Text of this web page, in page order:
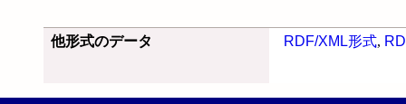
他形式のデータ RDF/XML形式,